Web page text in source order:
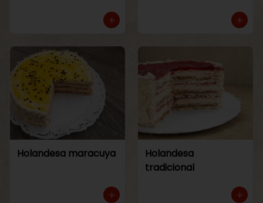
Holandesa maracuya
Holandesa
tradicional